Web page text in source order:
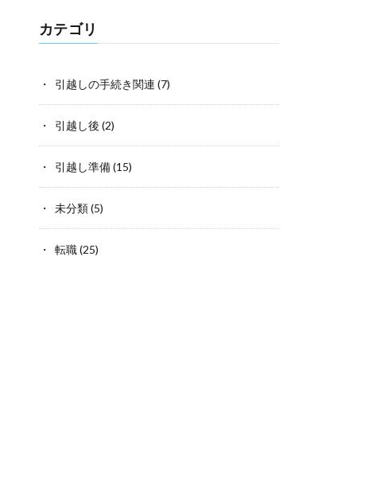
カテゴリ
引越しの手続き関連 (7)
引越し後 (2)
引越し準備(15)
未分類(5)
転職(25)